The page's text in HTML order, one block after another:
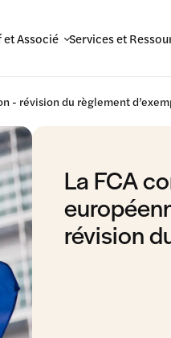
Associé Services et
- révision du règlement
La FCA
révision